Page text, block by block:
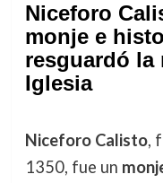
Niceforo
monje e
resguardó la
Iglesia
Niceforo Calisto,
1350, fue un